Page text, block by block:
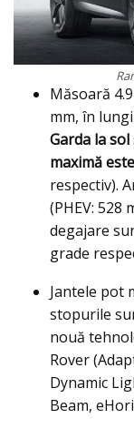
Măsoară
mm, în
Garda la
maximă
respectiv).
(PHEV: 528
degajare
grade
Jantele pot
stopurile
nouă
Rover
Dynamic
Beam,